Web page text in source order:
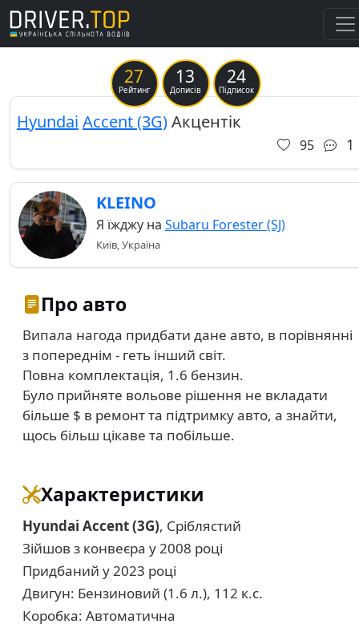
27
Рейтинг
13
Дописів
24
Підписок
Previous
Hyundai Accent (3G)Акцентік
95 1
KLEINO
Я їжджу на Subaru Forester (SJ)
Київ, Україна
Про авто
Випала нагода придбати дане авто, в порівнянні
з попереднім - геть інший світ.
Повна комплектація, 1.6 бензин.
Було прийняте вольове рішення не вкладати
більше $ в ремонт та підтримку авто, а знайти,
щось більш цікаве та побільше.
Характеристики
Hyundai Accent (3G), Сріблястий
Зійшов з конвеєра у 2008 році
Придбаний у 2023 році
Двигун: Бензиновий (1.6 л.), 112 к.с.
Коробка: Автоматична